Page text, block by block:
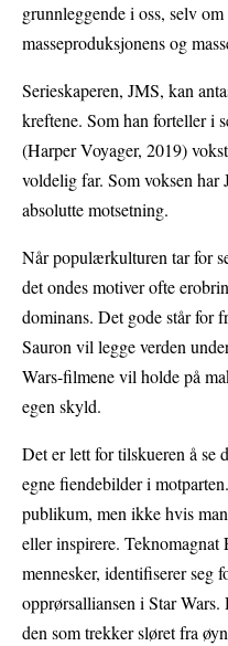
grunnleggende i oss, selv
masseproduksjonens og
Serieskaperen, JMS, kan
kreftene. Som han forteller i
(Harper Voyager, 2019)
voldelig far. Som voksen
absolutte motsetning.
Når populærkulturen tar for
det ondes motiver ofte
dominans. Det gode står for
Sauron vil legge verden
Wars-filmene vil holde på
egen skyld.
Det er lett for tilskueren å se
egne fiendebilder i
publikum, men ikke hvis
eller inspirere.
mennesker, identifiserer seg
opprørsalliansen i Star
den som trekker sløret fra